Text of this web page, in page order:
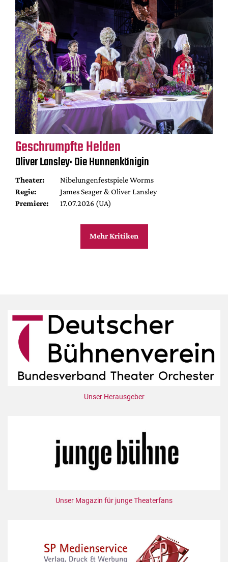
Geschrumpfte Helden
Oliver Lansley: Die Hunnenkönigin
Theater:
Nibelungenfestspiele Worms
Regie:
James Seager & Oliver Lansley
Premiere:
17.07.2026 (UA)
Mehr Kritiken
Unser Herausgeber
Unser Magazin für junge Theaterfans